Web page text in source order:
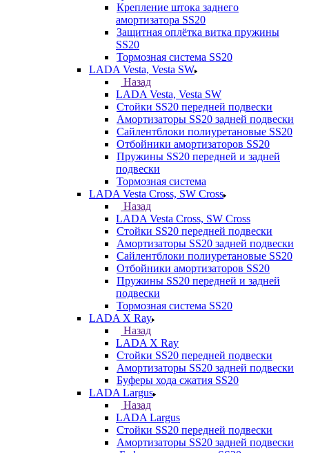
Крепление штока заднего
амортизатора SS20
Защитная оплётка витка пружины
SS20
Тормозная система SS20
LADA Vesta, Vesta SW
Назад
LADA Vesta, Vesta SW
Стойки SS20 передней подвески
Амортизаторы SS20 задней подвески
Сайлентблоки полиуретановые SS20
Отбойники амортизаторов SS20
Пружины SS20 передней и задней
подвески
Тормозная система
LADA Vesta Cross, SW Cross
Назад
LADA Vesta Cross, SW Cross
Стойки SS20 передней подвески
Амортизаторы SS20 задней подвески
Сайлентблоки полиуретановые SS20
Отбойники амортизаторов SS20
Пружины SS20 передней и задней
подвески
Тормозная система SS20
LADA X Ray
Назад
LADA X Ray
Стойки SS20 передней подвески
Амортизаторы SS20 задней подвески
Буферы хода сжатия SS20
LADA Largus
Назад
LADA Largus
Стойки SS20 передней подвески
Амортизаторы SS20 задней подвески